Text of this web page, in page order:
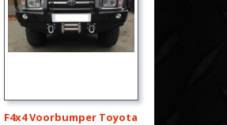
F4x4 Voorbumper Toyota